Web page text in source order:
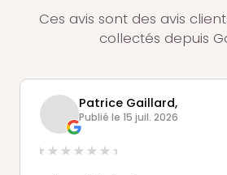
Ces avis sont des avis
collectés depuis
Patrice Gaillard,
Publié le 15 juil. 2026